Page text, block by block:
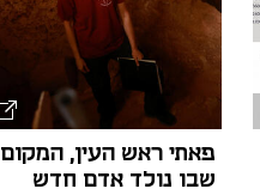
פאתי ראש העין, המקום
שבו נולד אדם חדש